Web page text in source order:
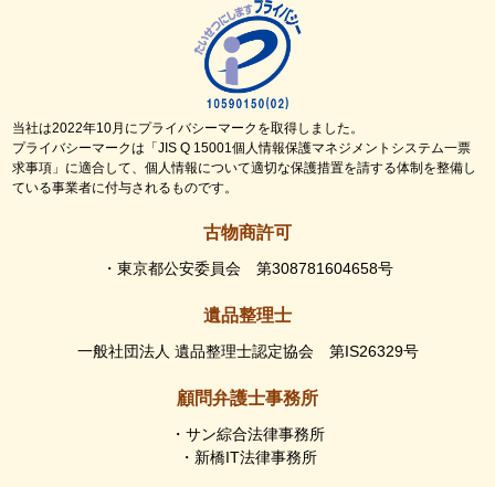
当社は2022年10月にプライバシーマークを取得しました。
プライバシーマークは「JIS Q 15001個人情報保護マネジメントシステム一票
求事項」に適合して、個人情報について適切な保護措置を請する体制を整備し
ている事業者に付与されるものです。
古物商許可
・東京都公安委員会 第308781604658号
遺品整理士
一般社団法人 遺品整理士認定協会 第IS26329号
顧問弁護士事務所
・サン綜合法律事務所
・新橋IT法律事務所